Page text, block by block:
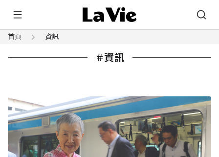
首頁 資訊
資訊